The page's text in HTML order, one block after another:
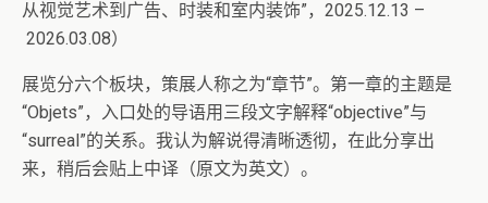
从视觉艺术到广告、时装和室内装饰”，2025.12.13 –
2026.03.08）
展览分六个板块，策展人称之为“章节”。第一章的主题是
“Objets”，入口处的导语用三段文字解释“objective”与
“surreal”的关系。我认为解说得清晰透彻，在此分享出
来，稍后会贴上中译（原文为英文）。